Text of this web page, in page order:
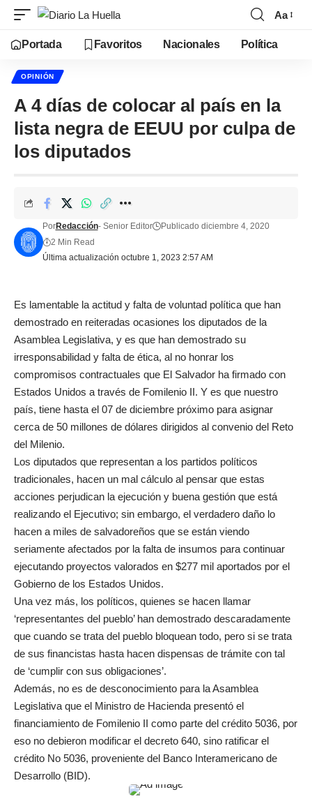
Aa
Portada Favoritos Nacionales Política
OPINIÓN
A 4 días de colocar al país en la
lista negra de EEUU por culpa de
los diputados
Última actualización octubre 1, 2023 2:57 AM
PorRedacción- Senior Editor
Publicado diciembre 4, 2020
2 Min Read
Es lamentable la actitud y falta de voluntad política que han
demostrado en reiteradas ocasiones los diputados de la
Asamblea Legislativa, y es que han demostrado su
irresponsabilidad y falta de ética, al no honrar los
compromisos contractuales que El Salvador ha firmado con
Estados Unidos a través de Fomilenio II. Y es que nuestro
país, tiene hasta el 07 de diciembre próximo para asignar
cerca de 50 millones de dólares dirigidos al convenio del Reto
del Milenio.
Los diputados que representan a los partidos políticos
tradicionales, hacen un mal cálculo al pensar que estas
acciones perjudican la ejecución y buena gestión que está
realizando el Ejecutivo; sin embargo, el verdadero daño lo
hacen a miles de salvadoreños que se están viendo
seriamente afectados por la falta de insumos para continuar
ejecutando proyectos valorados en $277 mil aportados por el
Gobierno de los Estados Unidos.
Una vez más, los políticos, quienes se hacen llamar
‘representantes del pueblo’ han demostrado descaradamente
que cuando se trata del pueblo bloquean todo, pero si se trata
de sus financistas hasta hacen dispensas de trámite con tal
de ‘cumplir con sus obligaciones’.
Además, no es de desconocimiento para la Asamblea
Legislativa que el Ministro de Hacienda presentó el
financiamiento de Fomilenio II como parte del crédito 5036, por
eso no debieron modificar el decreto 640, sino ratificar el
crédito No 5036, proveniente del Banco Interamericano de
Desarrollo (BID).